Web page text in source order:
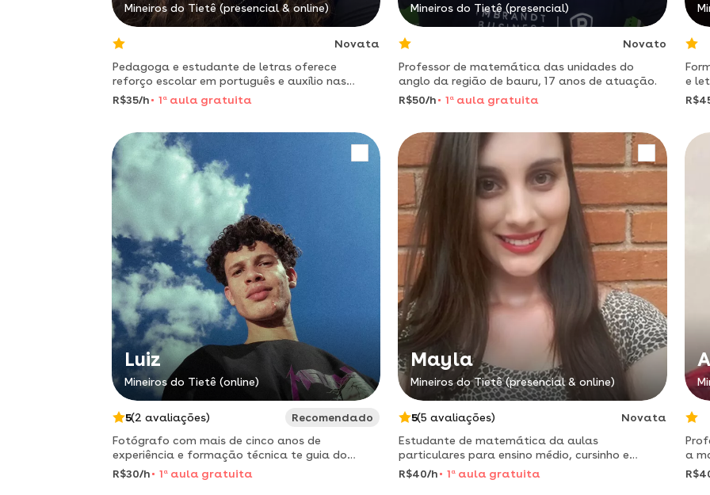
Mineiros do Tietê (presencial & online)
Novata
Pedagoga e estudante de letras oferece
reforço escolar em português e auxílio nas
lições de casa.
R$35/h 1 a aula gratuita
Mineiros do Tietê (presencial)
Novato
Professor de matemática das unidades do
anglo da região de bauru, 17 anos de atuação.
R$50/h
1 a aula gratuita
e
Luiz
Mineiros do Tietê (online)
5(2 avaliações)
Recomendado
Fotógrafo com mais de cinco anos de
experiência e formação técnica te guia do
básico até o mais alto nível. metodologia
moderna que acompanha o mercado e os
R$30/h 1 a aula gratuita
Mayla
Mineiros do Tietê (presencial & online)
5(5 avaliações)
Novata
Estudante de matemática da aulas
particulares para ensino médio, cursinho e
graduação no interior de são paulo.
R$40/h 1 a aula gratuita
a